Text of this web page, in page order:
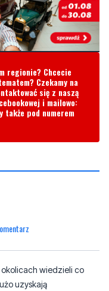
regionie? Chcecie
Czekamy na
się z naszą
i mailowo:
także pod numerem
okolicach wiedzieli co
uzyskają